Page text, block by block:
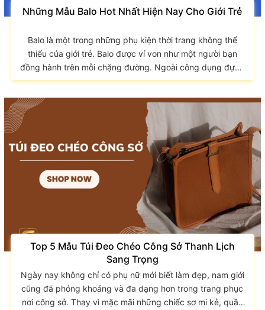
Những Mẫu Balo Hot Nhất Hiện Nay Cho Giới Trẻ
Balo là một trong những phụ kiện thời trang không thể
thiếu của giới trẻ. Balo được ví von như một người bạn
đồng hành trên mỗi chặng đường. Ngoài công dụng đựng
những đồ vật cần thiết thì balo cũng được xem là một
trang cá nhân của người dùng. Để có thể chọn lựa một
chiếc balo phù hợp với bản thân, hãy cùng GIAO
LONG tìm hiểu những mẫu...
Top 5 Mẫu Túi Đeo Chéo Công Sở Thanh Lịch
Sang Trọng
Ngày nay không chỉ có phụ nữ mới biết làm đẹp, nam giới
cũng đã phóng khoáng và đa dạng hơn trong trang phục
nơi công sở. Thay vì mặc mãi những chiếc sơ mi kẻ, quần